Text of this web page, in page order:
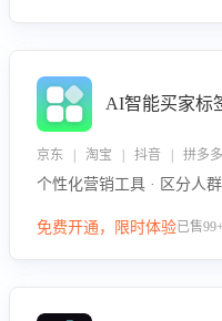
AI智能买家标
京东 | 淘宝 | 抖音 | 拼多多
个性化营销工具 · 区分人
免费开通，限时体验已售99+